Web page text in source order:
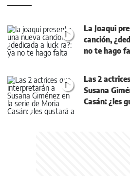
La Joaqui
canción,
no te hago
Las 2
Susana
Casán: ¿les